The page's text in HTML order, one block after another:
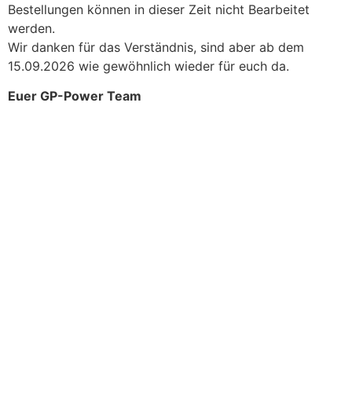
Bestellungen können in dieser Zeit nicht Bearbeitet
werden.
Wir danken für das Verständnis, sind aber ab dem
15.09.2026 wie gewöhnlich wieder für euch da.
Euer GP-Power Team